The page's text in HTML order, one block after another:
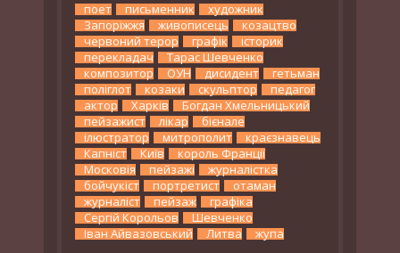
поет письменник
художник
Запоріжжя
живописець
козацтво
червоний терор
графік
історик
перекладач
Тарас Шевченко
композитор
ОУН дисидент
гетьман
поліглот
козаки скульптор
педагог
актор
Харків
Богдан Хмельницький
пейзажист
лікар
бієнале
ілюстратор
митрополит
краєзнавець
Капніст
Київ
король Франції
Московія
пейзажі
журналістка
бойчукіст
портретист
отаман
журналіст
пейзаж
графіка
Сергій Корольов
Шевченко
Іван Айвазовський
Литва жупа